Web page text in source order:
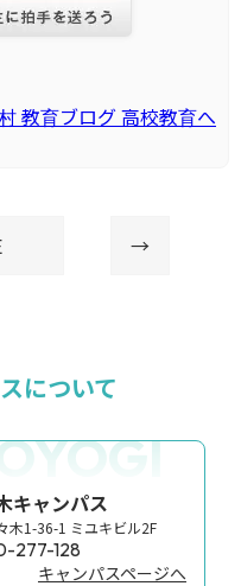
→
について
キャンパス
木1-36-1 ミユキビル2F
277-128
キャンパスページへ